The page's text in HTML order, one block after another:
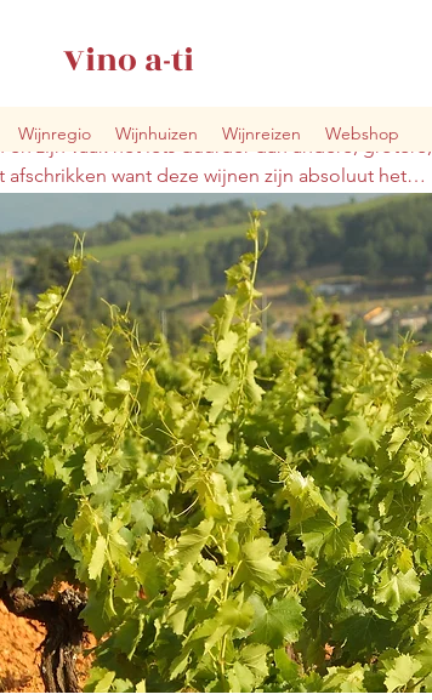
Vino a-ti
Wijnregio Wijnhuizen Wijnreizen Webshop
zijn vaak net iets duurder dan andere, grotere,
want deze wijnen zijn absoluut het